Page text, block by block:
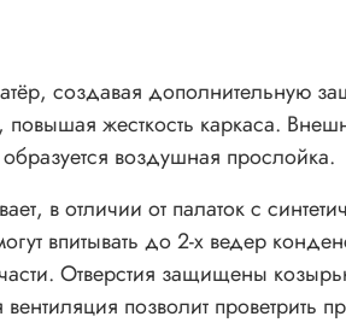
(в
создавая дополнительную
жесткость каркаса.
воздушная прослойка.
в отличии от палаток с
впитывать до 2-х ведер
Отверстия защищены
позволит проветрить